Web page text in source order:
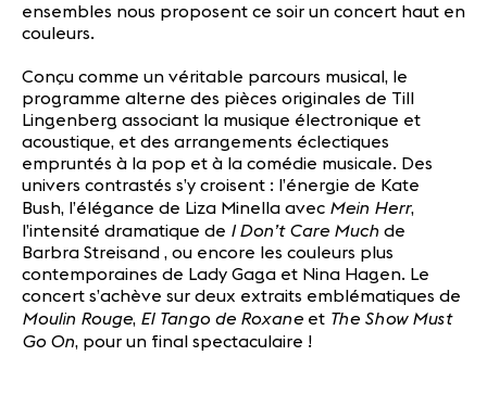
ensembles nous proposent ce soir un concert haut en
couleurs.
Conçu comme un véritable parcours musical, le
programme alterne des pièces originales de Till
Lingenberg associant la musique électronique et
acoustique, et des arrangements éclectiques
empruntés à la pop et à la comédie musicale. Des
univers contrastés s’y croisent : l’énergie de Kate
Bush, l’élégance de Liza Minella avec Mein Herr,
l’intensité dramatique de I Don’t Care Much de
Barbra Streisand , ou encore les couleurs plus
contemporaines de Lady Gaga et Nina Hagen. Le
concert s’achève sur deux extraits emblématiques de
Moulin Rouge, El Tango de Roxane et The Show Must
Go On, pour un final spectaculaire !